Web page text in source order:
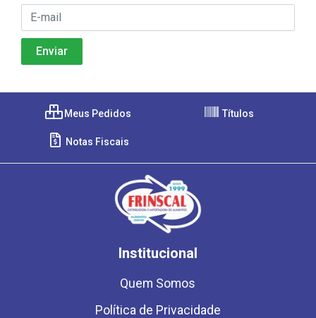
Meus Pedidos Títulos
Notas Fiscais
Institucional
Quem Somos
Política de Privacidade